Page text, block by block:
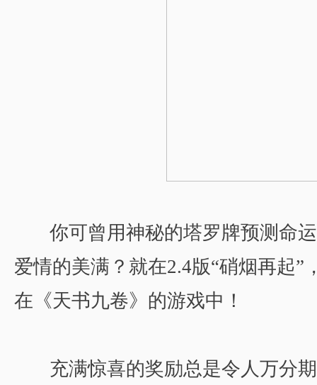
你可曾用神秘的塔罗牌预测命
爱情的美满？就在2.4版“硝烟再起”
在《天书九卷》的游戏中！
充满惊喜的奖励总是令人万分